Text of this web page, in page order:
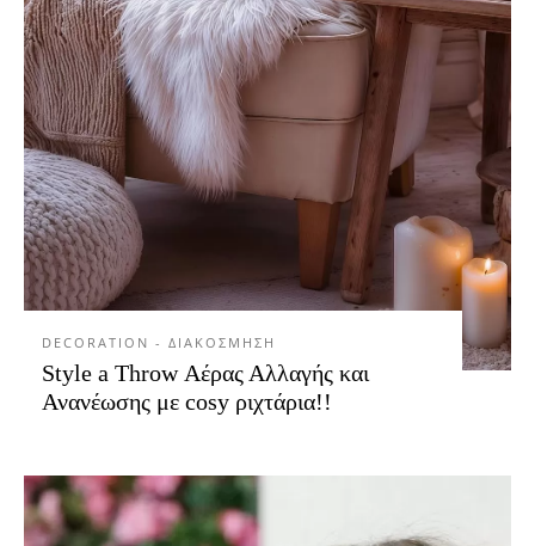
DECORATION - ΔΙΑΚΟΣΜΗΣΗ
Style a Throw Αέρας Αλλαγής και
Ανανέωσης με cosy ριχτάρια!!